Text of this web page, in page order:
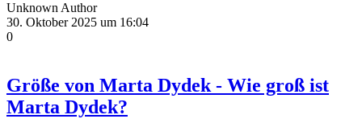
Unknown Author
30. Oktober 2025 um 16:04
0
Größe von Marta Dydek - Wie groß ist
Marta Dydek?